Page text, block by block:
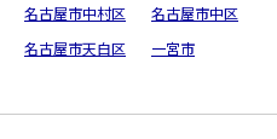
名古屋市中村区 名古屋市中区
名古屋市天白区 一宮市